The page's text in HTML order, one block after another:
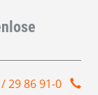
29 86 91-0